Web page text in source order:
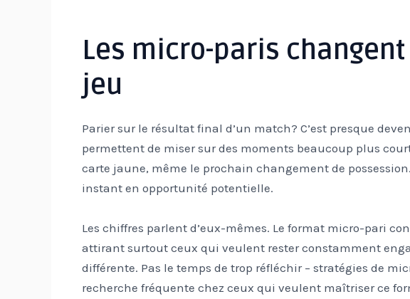
Les micro-paris
jeu
Parier sur le résultat final d’un match? C’est presque
permettent de miser sur des moments beaucoup plus
carte jaune, même le prochain changement de
instant en opportunité potentielle.
Les chiffres parlent d’eux-mêmes. Le format micro-pari
attirant surtout ceux qui veulent rester constamment
différente. Pas le temps de trop réfléchir – stratégies de
recherche fréquente chez ceux qui veulent maîtriser ce